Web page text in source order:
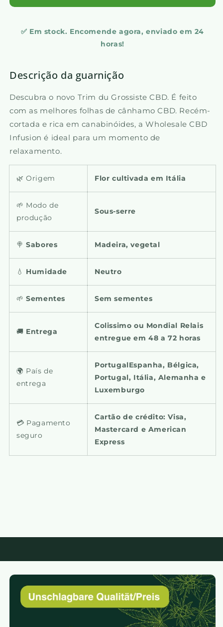
✅ Em stock. Encomende agora, enviado em 24
horas!
Descrição da guarnição
Descubra o novo Trim du Grossiste CBD. É feito
com as melhores folhas de cânhamo CBD. Recém-
cortada e rica em canabinóides, a Wholesale CBD
Infusion é ideal para um momento de
relaxamento.
🌿 Origem Flor cultivada em Itália
🌱 Modo de
produção
Sous-serre
🍭Sabores Madeira, vegetal
💧 Humidade Neutro
🌱Sementes Sem sementes
🚚 Entrega
Colissimo ou Mondial Relais
entregue em 48 a 72 horas
🌍 País de
entrega
PortugalEspanha, Bélgica,
Portugal, Itália, Alemanha e
Luxemburgo
💳 Pagamento
seguro
Cartão de crédito: Visa,
Mastercard e American
Express